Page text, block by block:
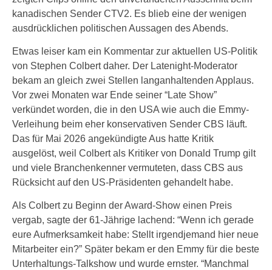
kanadischen Sender CTV2. Es blieb eine der wenigen
ausdrücklichen politischen Aussagen des Abends.
Etwas leiser kam ein Kommentar zur aktuellen US-Politik
von Stephen Colbert daher. Der Latenight-Moderator
bekam an gleich zwei Stellen langanhaltenden Applaus.
Vor zwei Monaten war Ende seiner “Late Show”
verkündet worden, die in den USA wie auch die Emmy-
Verleihung beim eher konservativen Sender CBS läuft.
Das für Mai 2026 angekündigte Aus hatte Kritik
ausgelöst, weil Colbert als Kritiker von Donald Trump gilt
und viele Branchenkenner vermuteten, dass CBS aus
Rücksicht auf den US-Präsidenten gehandelt habe.
Als Colbert zu Beginn der Award-Show einen Preis
vergab, sagte der 61-Jährige lachend: “Wenn ich gerade
eure Aufmerksamkeit habe: Stellt irgendjemand hier neue
Mitarbeiter ein?” Später bekam er den Emmy für die beste
Unterhaltungs-Talkshow und wurde ernster. “Manchmal